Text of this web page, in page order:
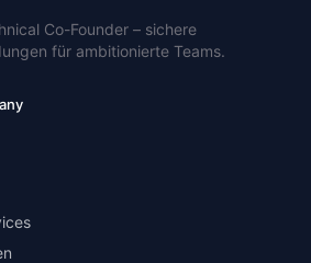
Co-Founder – sichere
für ambitionierte Teams.